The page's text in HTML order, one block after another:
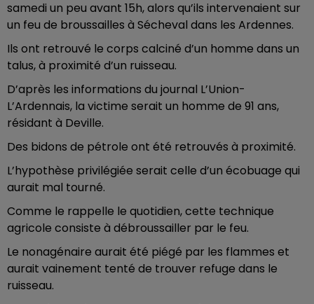
samedi un peu avant 15h, alors qu’ils intervenaient sur
un feu de broussailles à Sécheval dans les Ardennes.
Ils ont retrouvé le corps calciné d’un homme dans un
talus, à proximité d’un ruisseau.
D’après les informations du journal L’Union-
L’Ardennais, la victime serait un homme de 91 ans,
résidant à Deville.
Des bidons de pétrole ont été retrouvés à proximité.
L’hypothèse privilégiée serait celle d’un écobuage qui
aurait mal tourné.
Comme le rappelle le quotidien, cette technique
agricole consiste à débroussailler par le feu.
Le nonagénaire aurait été piégé par les flammes et
aurait vainement tenté de trouver refuge dans le
ruisseau.